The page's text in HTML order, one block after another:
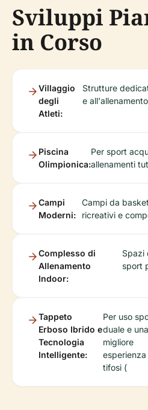
Sviluppi
in Corso
Villaggio
degli
Atleti:
Strutture
e
Piscina
Olimpionica:
Per sport
allenamenti
Campi
Moderni:
Campi da
ricreativi e
Complesso di
Allenamento
Indoor:
Spazi
sport
Tappeto
Erboso Ibrido e
Tecnologia
Intelligente:
Per uso
duale e una
migliore
tifosi (